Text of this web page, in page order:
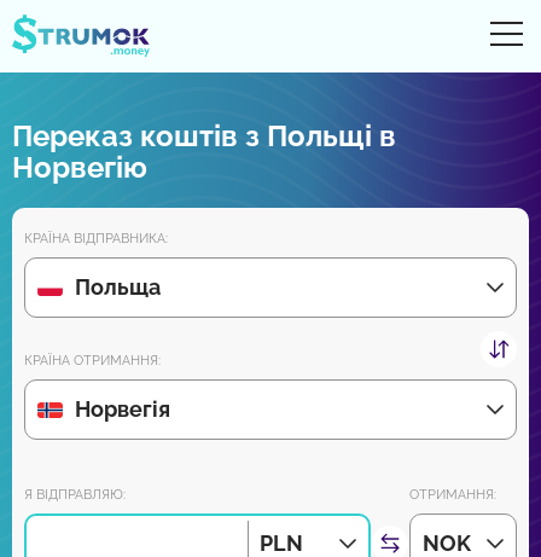
Грошові перекази
Рахунки Online
Огляди партнерів
Зовсім скоро завантажуйте додаток на Android та iPhone:
Переказ коштів з Польщі в
Норвегію
КРАЇНА ВІДПРАВНИКА:
Польща
КРАЇНА ОТРИМАННЯ:
Норвегія
Я ВІДПРАВЛЯЮ:
PLN
ОТРИМАННЯ:
NOK